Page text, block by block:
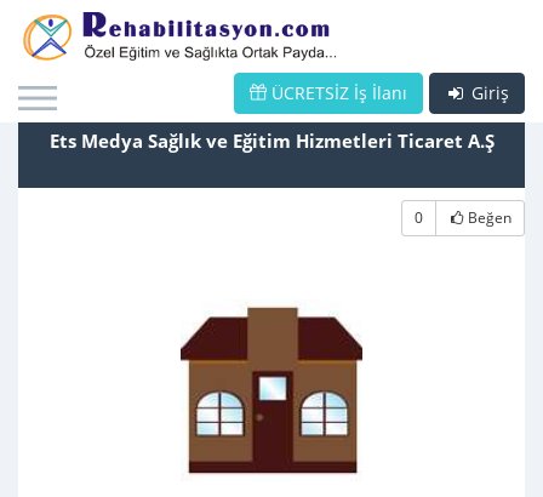
Giriş
ÜCRETSİZ İş İlanı
Ets Medya Sağlık ve Eğitim Hizmetleri Ticaret A.Ş
0 Beğen